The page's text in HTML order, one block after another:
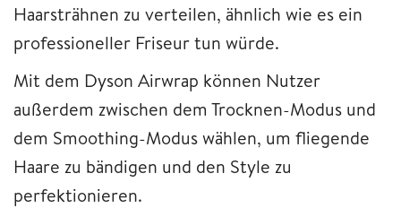
Haarsträhnen zu verteilen, ähnlich wie es ein
professioneller Friseur tun würde.
Mit dem Dyson Airwrap können Nutzer
außerdem zwischen dem Trocknen-Modus und
dem Smoothing-Modus wählen, um fliegende
Haare zu bändigen und den Style zu
perfektionieren.